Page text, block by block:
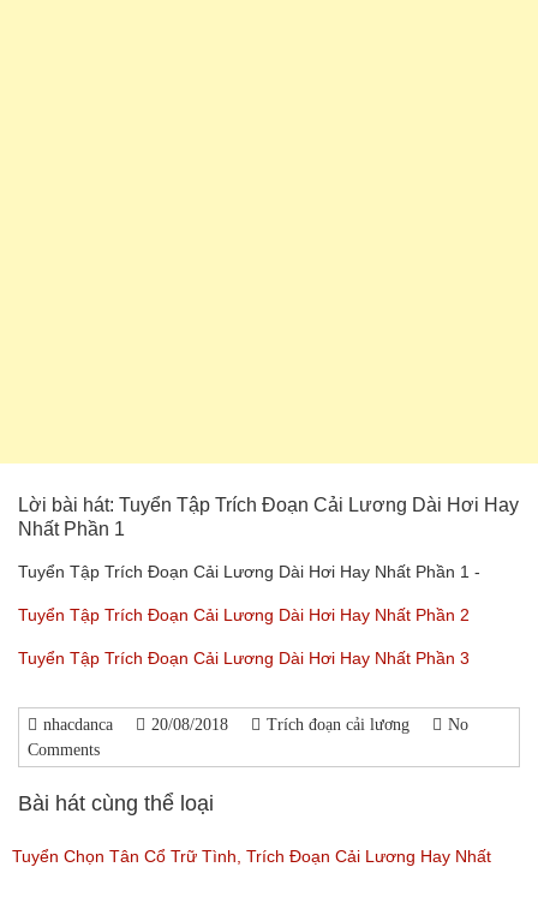
Lời bài hát: Tuyển Tập Trích Đoạn Cải Lương Dài Hơi Hay
Nhất Phần 1
Tuyển Tập Trích Đoạn Cải Lương Dài Hơi Hay Nhất Phần 1 -
Tuyển Tập Trích Đoạn Cải Lương Dài Hơi Hay Nhất Phần 2
Tuyển Tập Trích Đoạn Cải Lương Dài Hơi Hay Nhất Phần 3
nhacdanca 20/08/2018 Trích đoạn cải lương
No
Comments
Bài hát cùng thể loại
Tuyển Chọn Tân Cổ Trữ Tình, Trích Đoạn Cải Lương Hay Nhất